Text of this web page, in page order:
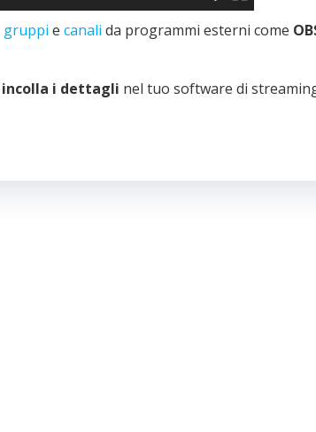
gruppi e canali da programmi esterni come
incolla i dettagli nel tuo software di